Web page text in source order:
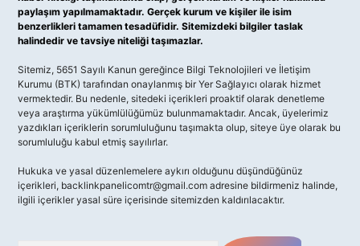
paylaşım yapılmamaktadır. Gerçek kurum ve kişiler ile isim
benzerlikleri tamamen tesadüfidir. Sitemizdeki bilgiler taslak
halindedir ve tavsiye niteliği taşımazlar.
Sitemiz, 5651 Sayılı Kanun gereğince Bilgi Teknolojileri ve İletişim
Kurumu (BTK) tarafından onaylanmış bir Yer Sağlayıcı olarak hizmet
vermektedir. Bu nedenle, sitedeki içerikleri proaktif olarak denetleme
veya araştırma yükümlülüğümüz bulunmamaktadır. Ancak, üyelerimiz
yazdıkları içeriklerin sorumluluğunu taşımakta olup, siteye üye olarak bu
sorumluluğu kabul etmiş sayılırlar.
Hukuka ve yasal düzenlemelere aykırı olduğunu düşündüğünüz
içerikleri, backlinkpanelicomtr@gmail.com adresine bildirmeniz halinde,
ilgili içerikler yasal süre içerisinde sitemizden kaldırılacaktır.